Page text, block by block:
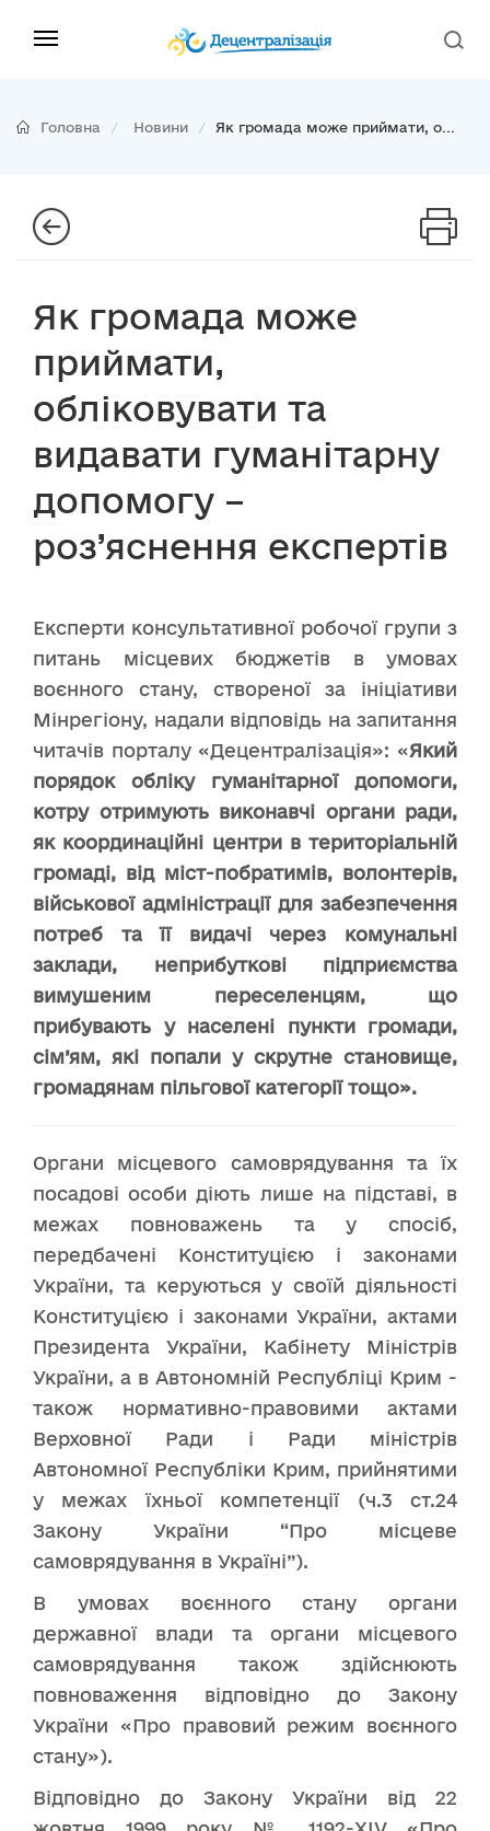
Головна Новини Як громада може приймати, о...
Як громада може
приймати,
обліковувати та
видавати гуманітарну
допомогу –
роз’яснення експертів
Експерти консультативної робочої групи з
питань місцевих бюджетів в умовах
воєнного стану, створеної за ініціативи
Мінрегіону, надали відповідь на запитання
читачів порталу «Децентралізація»: «Який
порядок обліку гуманітарної допомоги,
котру отримують виконавчі органи ради,
як координаційні центри в територіальній
громаді, від міст-побратимів, волонтерів,
військової адміністрації для забезпечення
потреб та її видачі через комунальні
заклади, неприбуткові підприємства
вимушеним переселенцям, що
прибувають у населені пункти громади,
сім’ям, які попали у скрутне становище,
громадянам пільгової категорії тощо».
Органи місцевого самоврядування та їх
посадові особи діють лише на підставі, в
межах повноважень та у спосіб,
передбачені Конституцією і законами
України, та керуються у своїй діяльності
Конституцією і законами України, актами
Президента України, Кабінету Міністрів
України, а в Автономній Республіці Крим -
також нормативно-правовими актами
Верховної Ради і Ради міністрів
Автономної Республіки Крим, прийнятими
у межах їхньої компетенції (ч.3 ст.24
Закону України “Про місцеве
самоврядування в Україні”).
В умовах воєнного стану органи
державної влади та органи місцевого
самоврядування також здійснюють
повноваження відповідно до Закону
України «Про правовий режим воєнного
стану»).
Відповідно до Закону України від 22